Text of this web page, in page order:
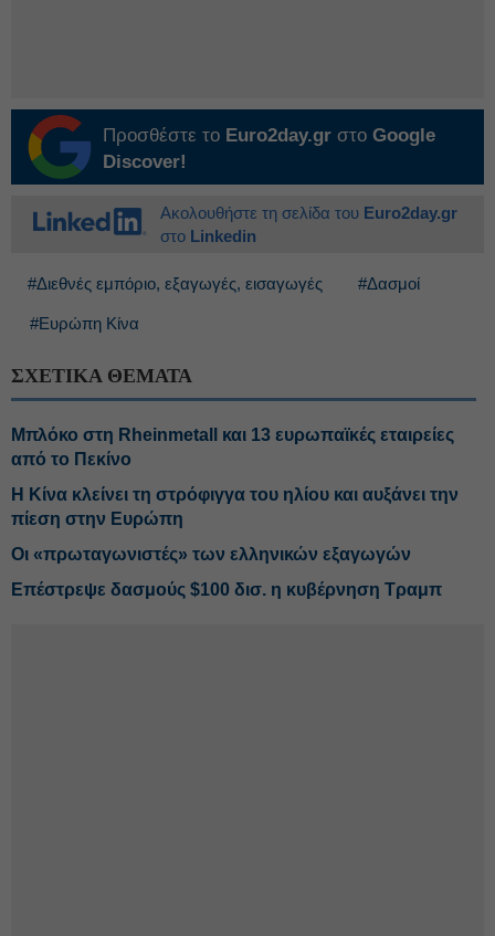
Προσθέστε το Euro2day.gr στο Google
Discover!
Ακολουθήστε τη σελίδα του Euro2day.gr
στο Linkedin
#Διεθνές εμπόριο, εξαγωγές, εισαγωγές #Δασμοί
#Ευρώπη Κίνα
ΣΧΕΤΙΚΑ ΘΕΜΑΤΑ
Μπλόκο στη Rheinmetall και 13 ευρωπαϊκές εταιρείες
από το Πεκίνο
Η Κίνα κλείνει τη στρόφιγγα του ηλίου και αυξάνει την
πίεση στην Ευρώπη
Οι «πρωταγωνιστές» των ελληνικών εξαγωγών
Επέστρεψε δασμούς $100 δισ. η κυβέρνηση Τραμπ